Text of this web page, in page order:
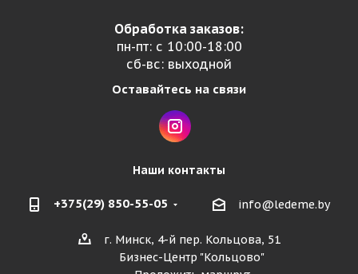
Обработка заказов:
пн-пт: с 10:00-18:00
сб-вс: выходной
Оставайтесь на связи
Наши контакты
+375(29) 850-55-05 info@ledeme.by
г. Минск, 4-й пер. Кольцова, 51
Бизнес-Центр "Кольцово"